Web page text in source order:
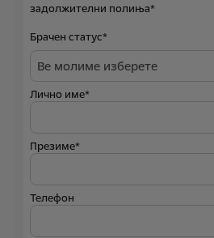
задолжителни полиња*
Брачен статус*
Лично име*
Презиме*
Телефон